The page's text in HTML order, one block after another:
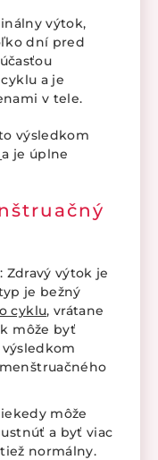
výtok,
dní pred
a je
v tele.
výsledkom
a je úplne
: Zdravý výtok je
je bežný
cyklu, vrátane
môže byť
môže
a byť viac
normálny.